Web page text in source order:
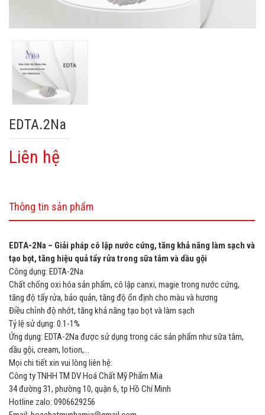
EDTA.2Na
Liên hệ
Thông tin sản phẩm
EDTA-2Na – Giải pháp cô lập nước cứng, tăng khả năng làm sạch và
tạo bọt, tăng hiệu quả tẩy rửa trong sữa tắm và dầu gội
Công dụng: EDTA-2Na
Chất chống oxi hóa sản phẩm, cô lập canxi, magie trong nước cứng,
tăng độ tẩy rửa, bảo quản, tăng độ ổn định cho màu và hương
Điều chỉnh độ nhớt, tăng khả năng tạo bọt và làm sạch
Tỷ lệ sử dụng: 0.1-1%
Ứng dụng: EDTA-2Na được sử dụng trong các sản phẩm như sữa tắm,
dầu gội, cream, lotion,...
Mọi chi tiết xin vui lòng liên hệ:
Công ty TNHH TM DV Hoá Chất Mỹ Phẩm Mia
34 đường 31, phường 10, quận 6, tp Hồ Chí Minh
Hotline zalo: 0906629256